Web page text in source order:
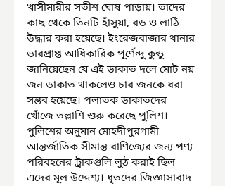
খাসীমারীর সতীশ ঘোষ পাড়ায়। তাদের
কাছ থেকে তিনটি হাঁসুয়া, রড ও লাঠি
উদ্ধার করা হয়েছে। ইংরেজবাজার থানার
ভারপ্রাপ্ত আধিকারিক পূর্ণেন্দু কুন্ডু
জানিয়েছেন যে এই ডাকাত দলে মোট নয়
জন ডাকাত থাকলেও চার জনকে ধরা
সম্ভব হয়েছে। পলাতক ডাকাতদের
খোঁজে তল্লাশি শুরু করেছে পুলিশ।
পুলিশের অনুমান মোহদীপুরগামী
আন্তর্জাতিক সীমান্ত বাণিজ্যের জন্য পণ্য
পরিবহনের ট্রাকগুলি লুঠ করাই ছিল
এদের মূল উদ্দেশ্য। ধৃতদের জিজ্ঞাসাবাদ